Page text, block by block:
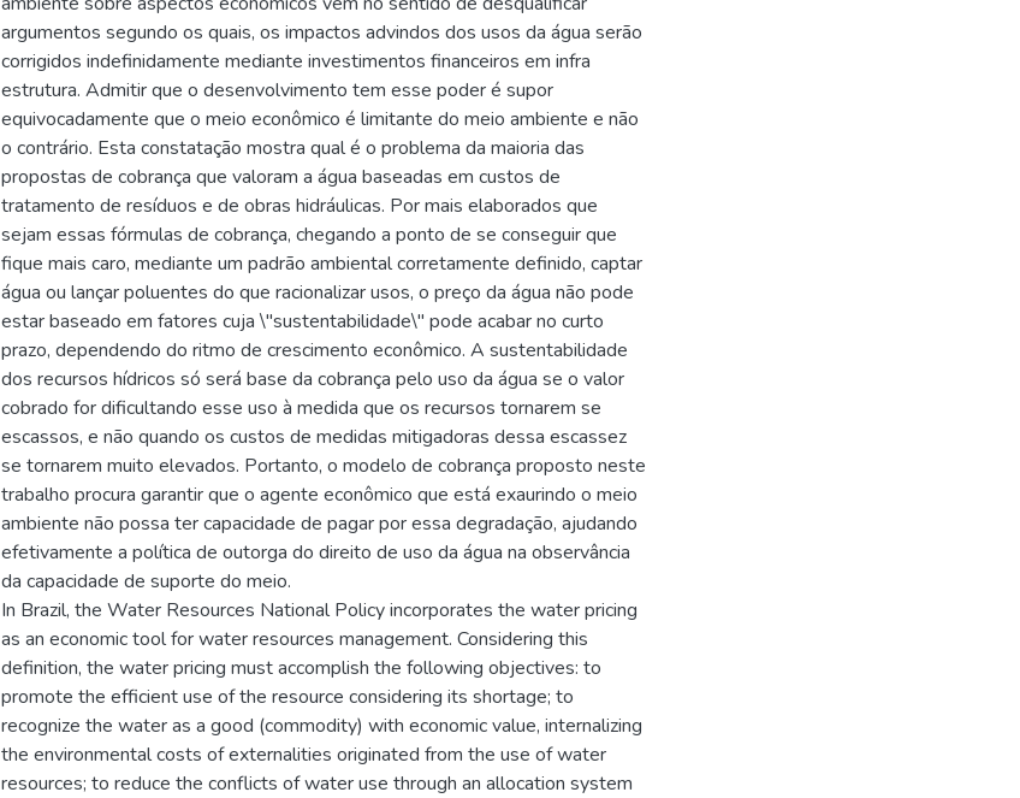
argumentos segundo os quais, os impactos advindos dos usos da água serão
corrigidos indefinidamente mediante investimentos financeiros em infra
estrutura. Admitir que o desenvolvimento tem esse poder é supor
equivocadamente que o meio econômico é limitante do meio ambiente e não
o contrário. Esta constatação mostra qual é o problema da maioria das
propostas de cobrança que valoram a água baseadas em custos de
tratamento de resíduos e de obras hidráulicas. Por mais elaborados que
sejam essas fórmulas de cobrança, chegando a ponto de se conseguir que
fique mais caro, mediante um padrão ambiental corretamente definido, captar
água ou lançar poluentes do que racionalizar usos, o preço da água não pode
estar baseado em fatores cuja \"sustentabilidade\" pode acabar no curto
prazo, dependendo do ritmo de crescimento econômico. A sustentabilidade
dos recursos hídricos só será base da cobrança pelo uso da água se o valor
cobrado for dificultando esse uso à medida que os recursos tornarem se
escassos, e não quando os custos de medidas mitigadoras dessa escassez
se tornarem muito elevados. Portanto, o modelo de cobrança proposto neste
trabalho procura garantir que o agente econômico que está exaurindo o meio
ambiente não possa ter capacidade de pagar por essa degradação, ajudando
efetivamente a política de outorga do direito de uso da água na observância
da capacidade de suporte do meio.
In Brazil, the Water Resources National Policy incorporates the water pricing
as an economic tool for water resources management. Considering this
definition, the water pricing must accomplish the following objectives: to
promote the efficient use of the resource considering its shortage; to
recognize the water as a good (commodity) with economic value, internalizing
the environmental costs of externalities originated from the use of water
resources; to reduce the conflicts of water use through an allocation system